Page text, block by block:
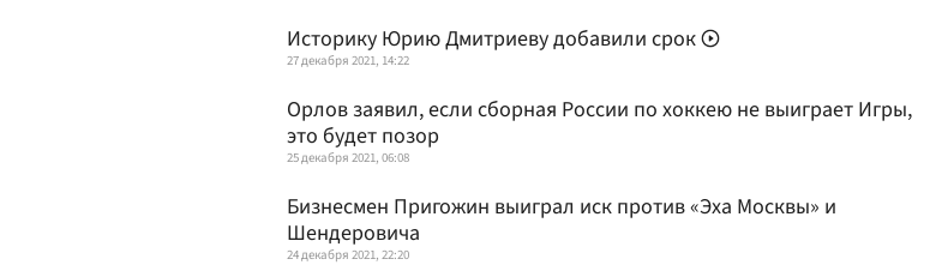
Историку Юрию Дмитриеву добавили срок
27 декабря 2021, 14:22
Орлов заявил, если сборная России по хоккею не выиграет Игры,
это будет позор
25 декабря 2021, 06:08
Бизнесмен Пригожин выиграл иск против «Эха Москвы» и
Шендеровича
24 декабря 2021, 22:20